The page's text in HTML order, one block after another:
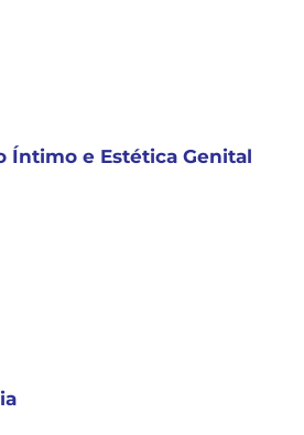
Íntimo e Estética Genital